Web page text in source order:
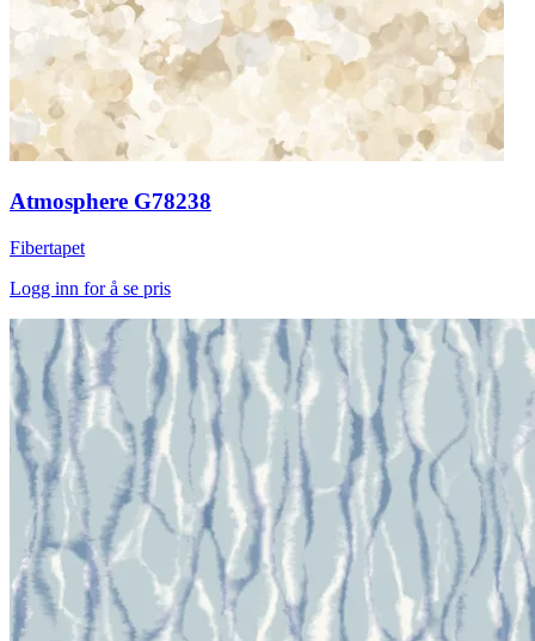
Atmosphere G78238
Fibertapet
Logg inn for å se pris